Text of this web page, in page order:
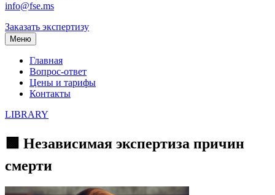
info@fse.ms
Заказать экспертизу
Меню
Главная
Вопрос-ответ
Цены и тарифы
Контакты
LIBRARY
🟩 Независимая экспертиза причин
смерти